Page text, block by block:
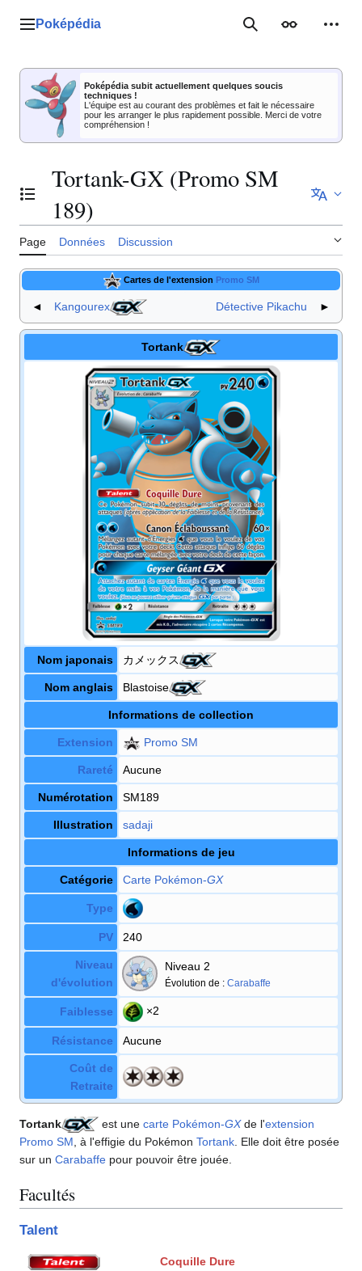
Menu principal
Poképédia RechercherApparence
Poképédia subit actuellement quelques soucis
techniques !
L'équipe est au courant des problèmes et fait le nécessaire
pour les arranger le plus rapidement possible. Merci de votre
compréhension !
Basculer la table des matières
Tortank-GX (Promo SM
189)
Page Données Discussion
Cartes de l'extension Promo SM
◄ Kangourex Détective Pikachu ►
Tortank
Nom japonais カメックス
Nom anglais Blastoise
Informations de collection
Extension Promo SM
Rareté Aucune
Numérotation SM189
Illustration sadaji
Informations de jeu
Catégorie Carte Pokémon-GX
Type
PV 240
Niveau
d'évolution
Niveau 2
Évolution de : Carabaffe
Faiblesse ×2
Résistance Aucune
Coût de
Retraite
Tortank est une carte Pokémon-GXde l'extension
Promo SM, à l'effigie du Pokémon Tortank. Elle doit être posée
sur un Carabaffe pour pouvoir être jouée.
Facultés
Talent
Coquille Dure